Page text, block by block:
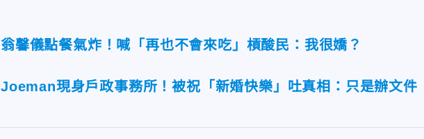
翁馨儀點餐氣炸！喊「再也不會來吃」槓酸民：我很嬌？
Joeman現身戶政事務所！被祝「新婚快樂」吐真相：只是辦文件